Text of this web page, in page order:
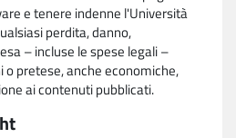
e tenere indenne l'Università
perdita, danno,
– incluse le spese legali –
pretese, anche economiche,
ai contenuti pubblicati.